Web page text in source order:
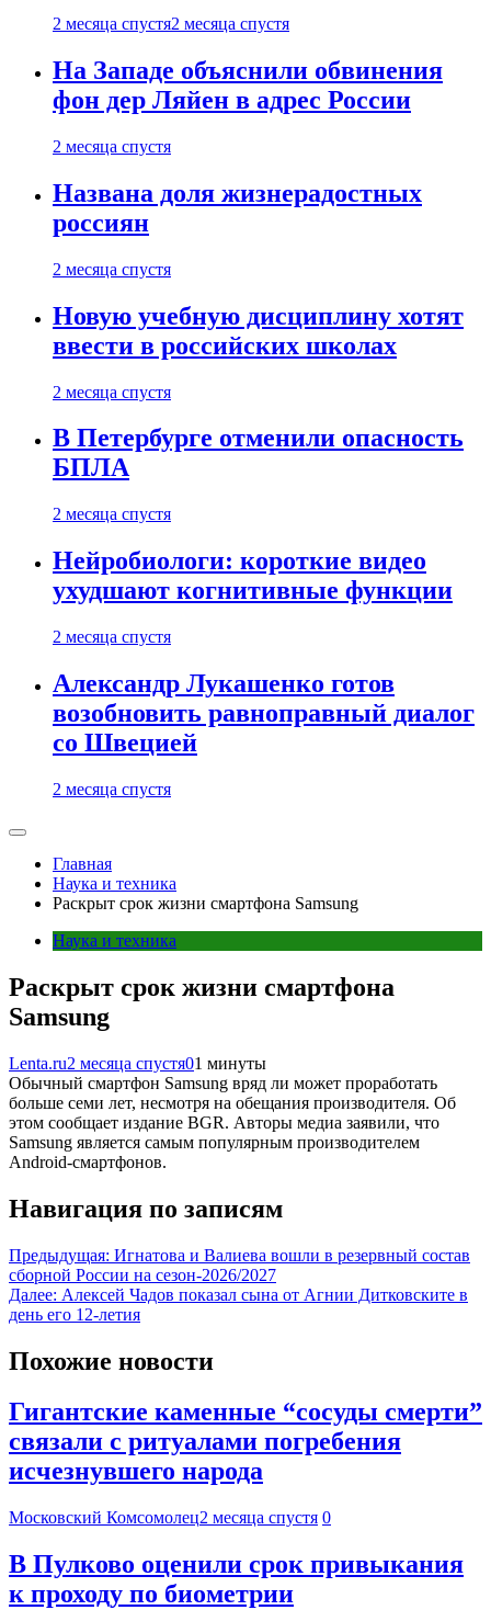
2 месяца спустя2 месяца спустя
На Западе объяснили обвинения
фон дер Ляйен в адрес России
2 месяца спустя
Названа доля жизнерадостных
россиян
2 месяца спустя
Новую учебную дисциплину хотят
ввести в российских школах
2 месяца спустя
В Петербурге отменили опасность
БПЛА
2 месяца спустя
Нейробиологи: короткие видео
ухудшают когнитивные функции
2 месяца спустя
Александр Лукашенко готов
возобновить равноправный диалог
со Швецией
2 месяца спустя
Главная
Наука и техника
Раскрыт срок жизни смартфона Samsung
Наука и техника
Раскрыт срок жизни смартфона
Samsung
Lenta.ru2 месяца спустя01 минуты
Обычный смартфон Samsung вряд ли может проработать
больше семи лет, несмотря на обещания производителя. Об
этом сообщает издание BGR. Авторы медиа заявили, что
Samsung является самым популярным производителем
Android-смартфонов.
Навигация по записям
Предыдущая: Игнатова и Валиева вошли в резервный состав
сборной России на сезон-2026/2027
Далее: Алексей Чадов показал сына от Агнии Дитковските в
день его 12-летия
Похожие новости
Гигантские каменные “сосуды смерти”
связали с ритуалами погребения
исчезнувшего народа
Московский Комсомолец2 месяца спустя 0
В Пулково оценили срок привыкания
к проходу по биометрии